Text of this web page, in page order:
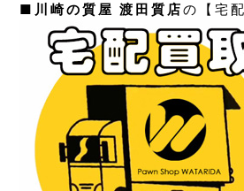
■ 川崎の質屋 渡田質店の【宅